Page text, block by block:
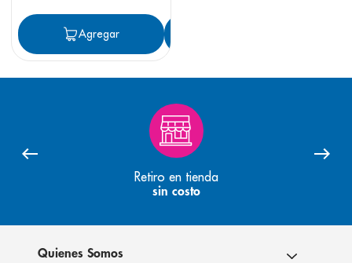
Agregar
Retiro en tienda
sin costo
Quienes Somos